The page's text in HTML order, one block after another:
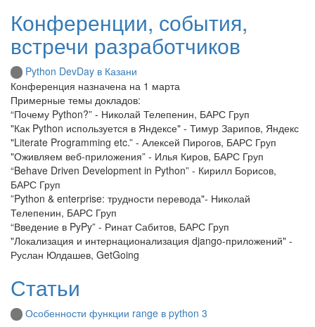
Конференции, события,
встречи разработчиков
Python DevDay в Казани
Конференция назначена на 1 марта
Примерные темы докладов:
“Почему Python?” - Николай Телепенин, БАРС Груп
"Как Python используется в Яндексе" - Тимур Зарипов, Яндекс
"Literate Programming etc.” - Алексей Пирогов, БАРС Груп
"Оживляем веб-приложения” - Илья Киров, БАРС Груп
“Behave Driven Development in Python” - Кирилл Борисов,
БАРС Груп
”Python & enterprise: трудности перевода"- Николай
Телепенин, БАРС Груп
“Введение в PyPy” - Ринат Сабитов, БАРС Груп
"Локализация и интернационализация django-приложений" -
Руслан Юлдашев, GetGoing
Статьи
Особенности функции range в python 3